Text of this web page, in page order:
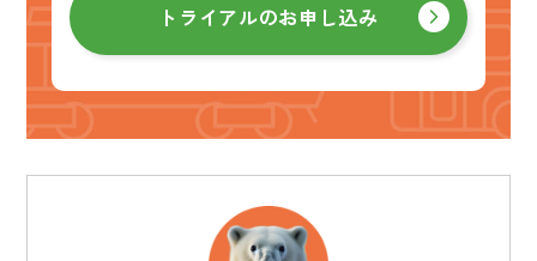
トライアルのお申し込み